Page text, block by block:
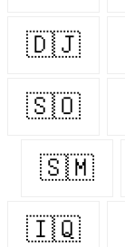
🇩🇯
🇸🇴
🇸🇲
🇮🇶